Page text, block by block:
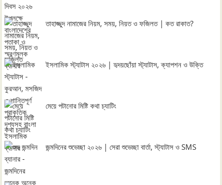
তাহাজ্জুদ নামাজের নিয়ম, সময়, নিয়ত ও ফজিলত | কত রাকাত?
ইসলামিক স্ট্যাটাস ২০২৬ | হৃদয়ছোঁয়া স্ট্যাটাস, ক্যাপশন ও উক্তি
মেয়ে পটানোর মিষ্টি কথা চ্যাটিং
জন্মদিনের শুভেচ্ছা ২০২৬ | সেরা শুভেচ্ছা বার্তা, স্ট্যাটাস ও SMS